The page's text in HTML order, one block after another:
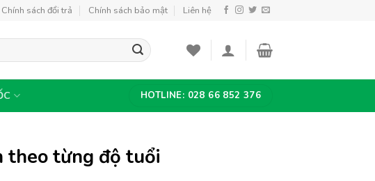
Chính sách đổi trả Chính sách bảo mật Liên hệ
HOTLINE: 028 66 852 376
theo từng độ tuổi